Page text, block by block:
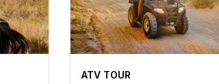
ATV TOUR